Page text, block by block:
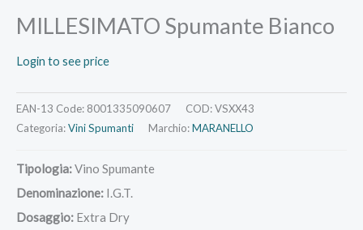
MILLESIMATO Spumante Bianco
Login to see price
EAN-13 Code: 8001335090607 COD:VSXX43
Categoria:Vini Spumanti Marchio:MARANELLO
Tipologia:Vino Spumante
Denominazione: I.G.T.
Dosaggio: Extra Dry